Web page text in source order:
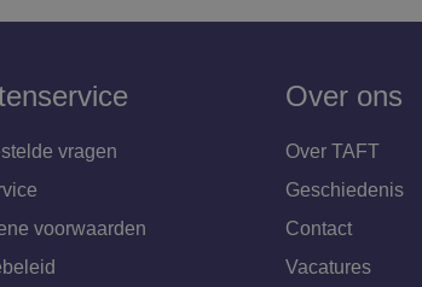
vragen
voorwaarden
Over ons
Over TAFT
Geschiedenis
Contact
Vacatures